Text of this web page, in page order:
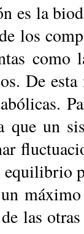
es la
los
co­mo
De
que un
las